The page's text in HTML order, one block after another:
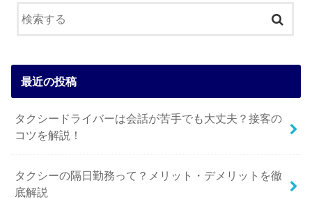
最近の投稿
タクシードライバーは会話が苦手でも大丈夫？接客の
コツを解説！
タクシーの隔日勤務って？メリット・デメリットを徹
底解説